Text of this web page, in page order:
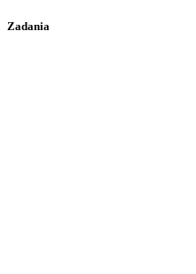
Zadania